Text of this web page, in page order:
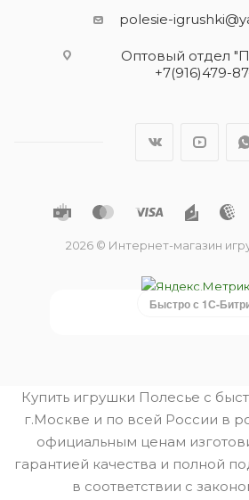
polesie-
Оптовый отдел
+7(916)479-
2026 © Интернет-магазин
Быстро с 1С-
Купить игрушки Полесье с
г.Москве и по всей России в
официальным ценам
гарантией качества и полной
в соответствии с